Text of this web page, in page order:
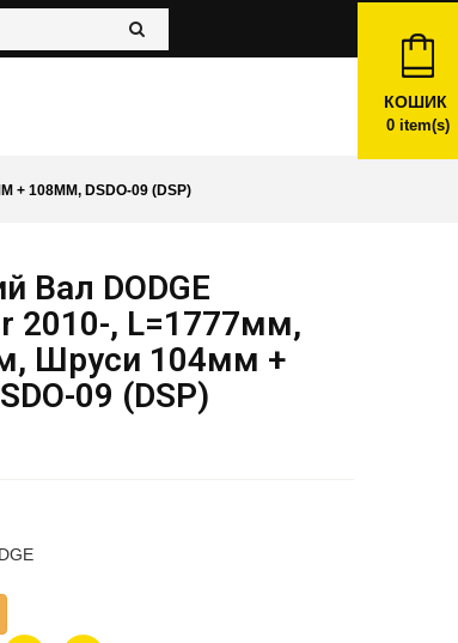
КОШИК
0item(s)
+ 108ММ, DSDO-09 (DSP)
Вал DODGE
2010-, L=1777мм,
Шруси 104мм +
09 (DSP)